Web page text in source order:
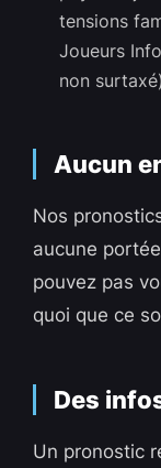
tensions
Joueurs
non
Aucun
Nos
aucune
pouvez pas
quoi que ce
Des
Un pronostic